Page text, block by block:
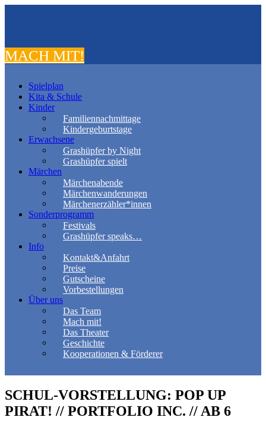
MACH MIT!
Spielplan
Kita & Schule
Kinder
Familiennachmittage
Kindergeburtstage
Erwachsene
Grashüpfer by Night
Grashüpfer spielt
Märchen
Märchenabende
Märchenwanderungen
Märchenerzähler*innen
Sonderprogramm
Festivals
Grashüpfer speaks…
Info
Kontakt&Anfahrt
Preise
Gutscheine
Vorbestellungen
Über uns
Das Team
Mach mit!
Das Theater
Geschichte
Kooperationen & Förderer
SCHUL-VORSTELLUNG: POP UP
PIRAT! // PORTFOLIO INC. // AB 6